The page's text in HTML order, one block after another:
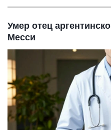
Умер отец
Месси